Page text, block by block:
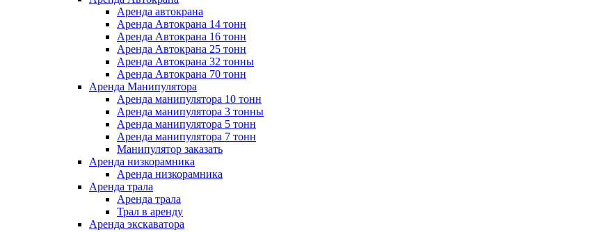
Аренда автокрана
Аренда Автокрана 14 тонн
Аренда Автокрана 16 тонн
Аренда Автокрана 25 тонн
Аренда Автокрана 32 тонны
Аренда Автокрана 70 тонн
Аренда Манипулятора
Аренда манипулятора 10 тонн
Аренда манипулятора 3 тонны
Аренда манипулятора 5 тонн
Аренда манипулятора 7 тонн
Манипулятор заказать
Аренда низкорамника
Аренда низкорамника
Аренда трала
Аренда трала
Трал в аренду
Аренда экскаватора